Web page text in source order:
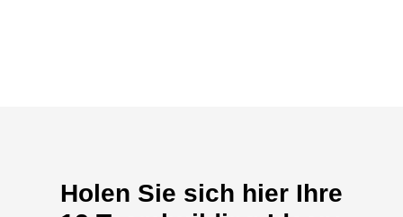
Holen Sie sich hier Ihre